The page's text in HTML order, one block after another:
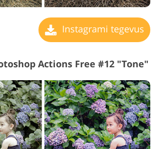
Instagrami tegevus
Actions Free #12 "Tone"